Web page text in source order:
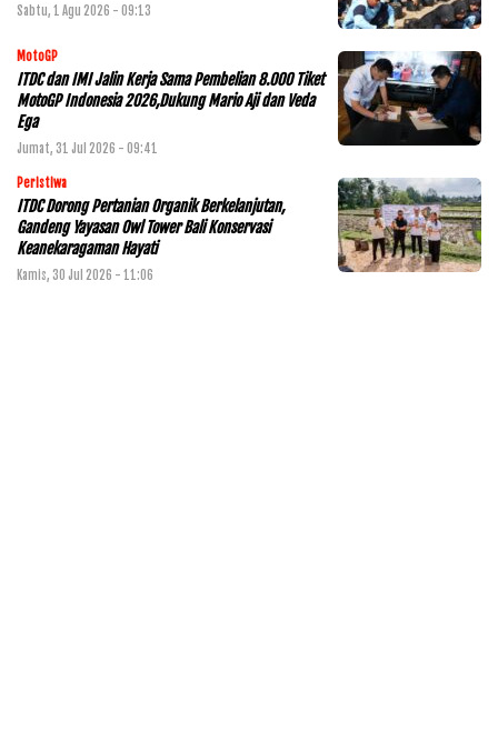
Sabtu, 1 Agu 2026 - 09:13
MotoGP
ITDC dan IMI Jalin Kerja Sama Pembelian 8.000 Tiket
MotoGP Indonesia 2026,Dukung Mario Aji dan Veda
Ega
Jumat, 31 Jul 2026 - 09:41
Peristiwa
ITDC Dorong Pertanian Organik Berkelanjutan,
Gandeng Yayasan Owl Tower Bali Konservasi
Keanekaragaman Hayati
Kamis, 30 Jul 2026 - 11:06